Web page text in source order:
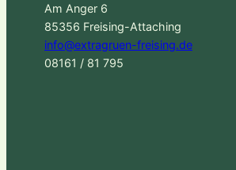
Am Anger 6
85356 Freising-Attaching
info@extragruen-freising.de
08161 / 81 795